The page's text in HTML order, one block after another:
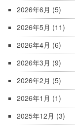
2026年6月 (5)
2026年5月 (11)
2026年4月 (6)
2026年3月 (9)
2026年2月 (5)
2026年1月 (1)
2025年12月 (3)